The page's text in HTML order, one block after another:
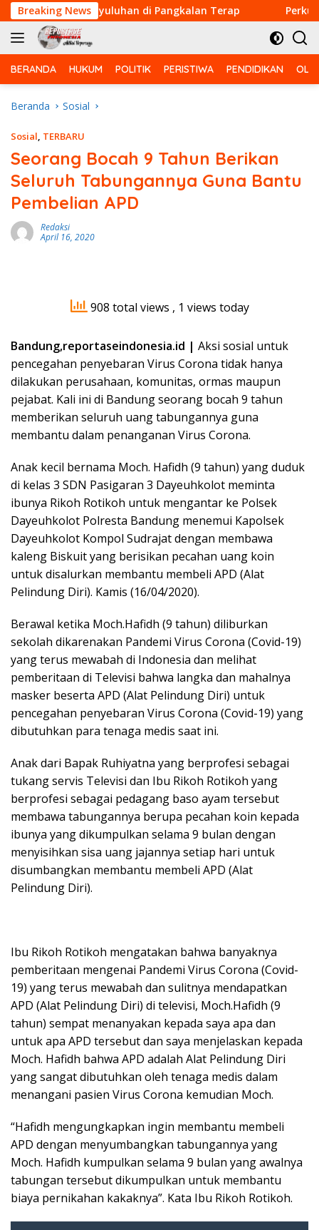
Langsung
ke
konten
Breaking News
Penyuluhan di Pangkalan Terap Perkuat
BERANDA HUKUM POLITIK PERISTIWA PENDIDIKAN
Beranda Sosial
Sosial, TERBARU
Seorang Bocah 9 Tahun Berikan
Seluruh Tabungannya Guna Bantu
Pembelian APD
Redaksi
April 16, 2020
908 total views , 1 views today
Bandung,reportaseindonesia.id | Aksi sosial untuk
pencegahan penyebaran Virus Corona tidak hanya
dilakukan perusahaan, komunitas, ormas maupun
pejabat. Kali ini di Bandung seorang bocah 9 tahun
memberikan seluruh uang tabungannya guna
membantu dalam penanganan Virus Corona.
Anak kecil bernama Moch. Hafidh (9 tahun) yang duduk
di kelas 3 SDN Pasigaran 3 Dayeuhkolot meminta
ibunya Rikoh Rotikoh untuk mengantar ke Polsek
Dayeuhkolot Polresta Bandung menemui Kapolsek
Dayeuhkolot Kompol Sudrajat dengan membawa
kaleng Biskuit yang berisikan pecahan uang koin
untuk disalurkan membantu membeli APD (Alat
Pelindung Diri). Kamis (16/04/2020).
Berawal ketika Moch.Hafidh (9 tahun) diliburkan
sekolah dikarenakan Pandemi Virus Corona (Covid-19)
yang terus mewabah di Indonesia dan melihat
pemberitaan di Televisi bahwa langka dan mahalnya
masker beserta APD (Alat Pelindung Diri) untuk
pencegahan penyebaran Virus Corona (Covid-19) yang
dibutuhkan para tenaga medis saat ini.
Anak dari Bapak Ruhiyatna yang berprofesi sebagai
tukang servis Televisi dan Ibu Rikoh Rotikoh yang
berprofesi sebagai pedagang baso ayam tersebut
membawa tabungannya berupa pecahan koin kepada
ibunya yang dikumpulkan selama 9 bulan dengan
menyisihkan sisa uang jajannya setiap hari untuk
disumbangkan membantu membeli APD (Alat
Pelindung Diri).
Ibu Rikoh Rotikoh mengatakan bahwa banyaknya
pemberitaan mengenai Pandemi Virus Corona (Covid-
19) yang terus mewabah dan sulitnya mendapatkan
APD (Alat Pelindung Diri) di televisi, Moch.Hafidh (9
tahun) sempat menanyakan kepada saya apa dan
untuk apa APD tersebut dan saya menjelaskan kepada
Moch. Hafidh bahwa APD adalah Alat Pelindung Diri
yang sangat dibutuhkan oleh tenaga medis dalam
menangani pasien Virus Corona kemudian Moch.
“Hafidh mengungkapkan ingin membantu membeli
APD dengan menyumbangkan tabungannya yang
Moch. Hafidh kumpulkan selama 9 bulan yang awalnya
tabungan tersebut dikumpulkan untuk membantu
biaya pernikahan kakaknya”. Kata Ibu Rikoh Rotikoh.